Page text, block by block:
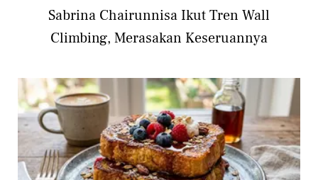
Sabrina Chairunnisa Ikut Tren Wall
Climbing, Merasakan Keseruannya